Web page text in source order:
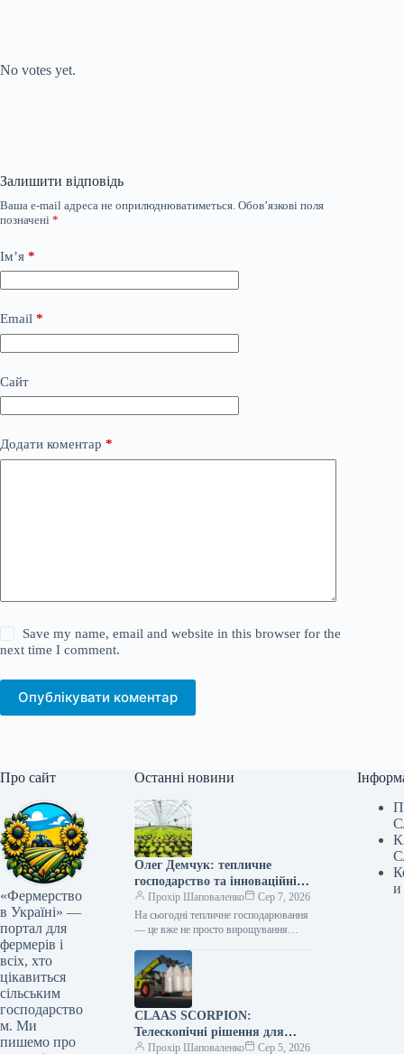
No votes yet.
Залишити відповідь
Ваша e-mail адреса не оприлюднюватиметься. Обов’язкові поля
позначені *
Ім’я *
Email *
Сайт
Додати коментар *
Save my name, email and website in this browser for the
next time I comment.
Опублікувати коментар
Про сайт
«Фермерство
в Україні» —
портал для
фермерів і
всіх, хто
цікавиться
сільським
господарство
м. Ми
пишемо про
Останні новини
Олег Демчук: тепличне
господарство та інноваційні
центри в Україні
Прохір Шаповаленко
Сер 7, 2026
На сьогодні тепличне господарювання
— це вже не просто вирощування
технологій та цифрових інструментів,
що…
CLAAS SCORPION:
Телескопічні рішення для
ефективного агрологістичного
Прохір Шаповаленко Сер 5, 2026
и